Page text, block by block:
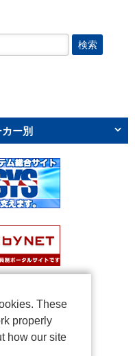
検索
ー別
These
properly
how our site